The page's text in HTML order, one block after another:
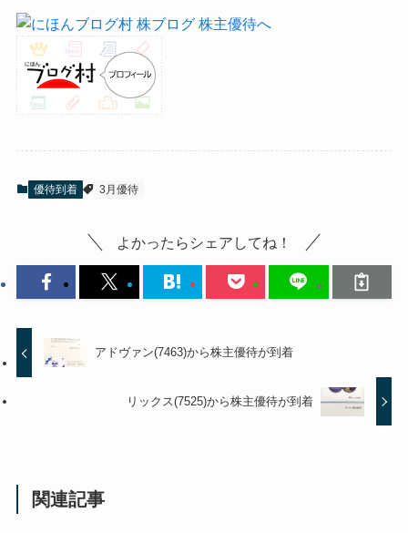
優待到着 3月優待
よかったらシェアしてね！
アドヴァン(7463)から株主優待が到着
リックス(7525)から株主優待が到着
関連記事